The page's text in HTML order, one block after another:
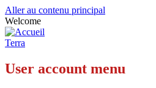
Aller au contenu principal
Welcome
Terra
User account menu